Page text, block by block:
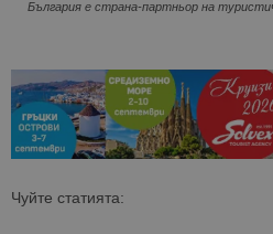
България е страна-партньор на
Чуйте статията: